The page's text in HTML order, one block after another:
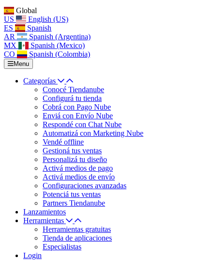
Global
US
English (US)
ES
Spanish
AR
Spanish (Argentina)
MX
Spanish (Mexico)
CO
Spanish (Colombia)
Menu
Categorías
Conocé Tiendanube
Configurá tu tienda
Cobrá con Pago Nube
Enviá con Envío Nube
Respondé con Chat Nube
Automatizá con Marketing Nube
Vendé offline
Gestioná tus ventas
Personalizá tu diseño
Activá medios de pago
Activá medios de envío
Configuraciones avanzadas
Potenciá tus ventas
Partners Tiendanube
Lanzamientos
Herramientas
Herramientas gratuitas
Tienda de aplicaciones
Especialistas
Login